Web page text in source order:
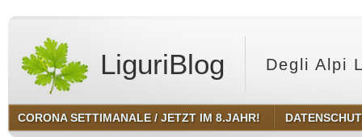
LiguriBlog Degli Alpi
CORONA SETTIMANALE / JETZT IM 8.JAHR!